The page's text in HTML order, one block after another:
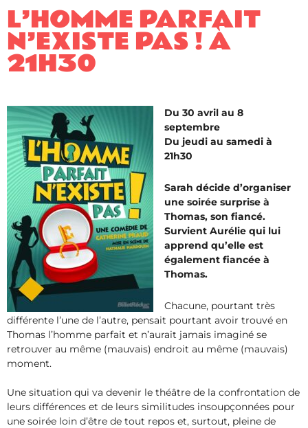
L’HOMME PARFAIT
N’EXISTE PAS ! À
21H30
Du 30 avril au 8
septembre
Du jeudi au samedi à
21h30
Sarah décide d’organiser
une soirée surprise à
Thomas, son fiancé.
Survient Aurélie qui lui
apprend qu’elle est
également fiancée à
Thomas.
Chacune, pourtant très
différente l’une de l’autre, pensait pourtant avoir trouvé en
Thomas l’homme parfait et n’aurait jamais imaginé se
retrouver au même (mauvais) endroit au même (mauvais)
moment.
Une situation qui va devenir le théâtre de la confrontation de
leurs différences et de leurs similitudes insoupçonnées pour
une soirée loin d’être de tout repos et, surtout, pleine de